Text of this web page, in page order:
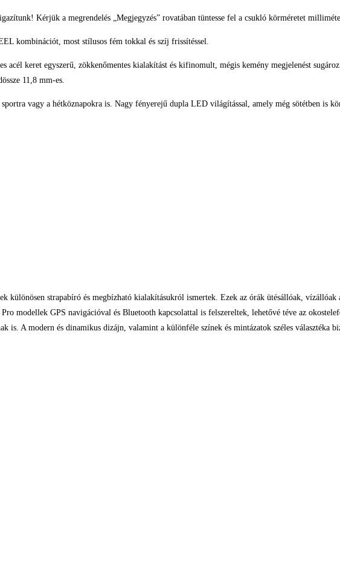
Kérjük a megrendelés „Megjegyzés” rovatában tüntesse fel a csukló körméretet
kombinációt, most stílusos fém tokkal és szíj frissítéssel.
acél keret egyszerű, zökkenőmentes kialakítást és kifinomult, mégis kemény megjelenést
11,8 mm-es.
vagy a hétköznapokra is. Nagy fényerejű dupla LED világítással, amely még sötétben is
különösen strapabíró és megbízható kialakításukról ismertek. Ezek az órák ütésállóak,
modellek GPS navigációval és Bluetooth kapcsolattal is felszereltek, lehetővé téve az
is. A modern és dinamikus dizájn, valamint a különféle színek és mintázatok széles